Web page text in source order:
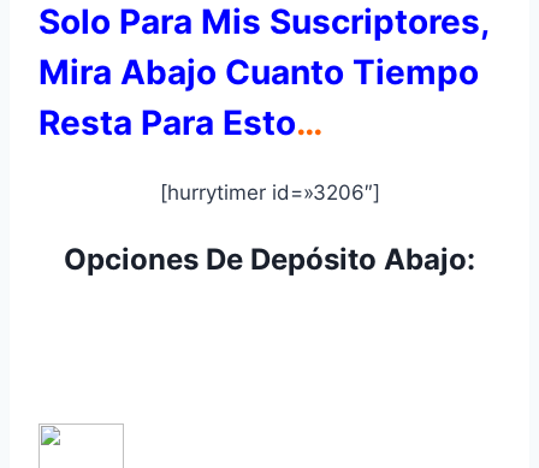
Solo Para Mis Suscriptores,
Mira Abajo Cuanto Tiempo
Resta Para Esto…
[hurrytimer id=»3206″]
Opciones De Depósito Abajo: